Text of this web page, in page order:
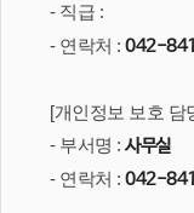
- 직급 :
- 연락처 : 042-
[개인정보 보호 담
- 부서명 :사무실
- 연락처 : 042-